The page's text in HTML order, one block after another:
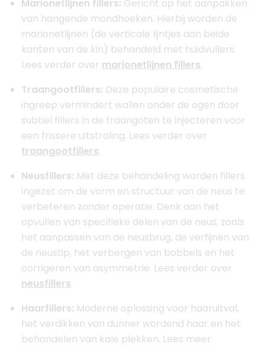
Marionetlijnen fillers: Gericht op het aanpakken
van hangende mondhoeken. Hierbij worden de
marionetlijnen (de verticale lijntjes aan beide
kanten van de kin) behandeld met huidvullers.
Lees verder over marionetlijnen fillers.
Traangootfillers: Deze populaire cosmetische
ingreep vermindert wallen onder de ogen door
subtiel fillers in de traangoten te injecteren voor
een frissere uitstraling. Lees verder over
traangootfillers.
Neusfillers: Met deze behandeling worden fillers
ingezet om de vorm en structuur van de neus te
verbeteren zonder operatie. Denk aan het
opvullen van specifieke delen van de neus, zoals
het aanpassen van de neusbrug, de verfijnen van
de neustip, het verbergen van bobbels en het
corrigeren van asymmetrie. Lees verder over
neusfillers.
Haarfillers: Moderne oplossing voor haaruitval,
het verdikken van dunner wordend haar en het
behandelen van kale plekken. Lees meer